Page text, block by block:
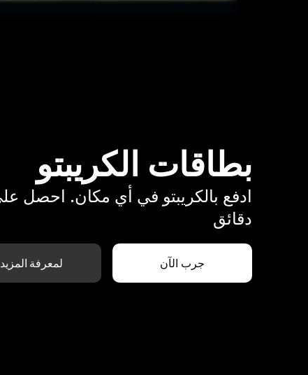
بطاقات الكريبتو
دقائق
جرب الآن لمعرفة المزيد